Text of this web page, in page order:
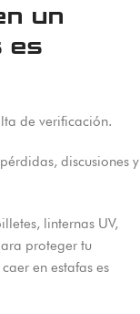
un
es
de verificación.
discusiones y
linternas UV,
proteger tu
en estafas es